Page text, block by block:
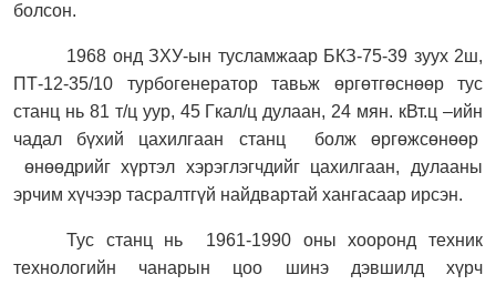
болсон.
1968 онд ЗХУ-ын тусламжаар БКЗ-75-39 зуух 2ш,
ПТ-12-35/10 турбогенератор тавьж өргөтгөснөөр тус
станц нь 81 т/ц уур, 45 Гкал/ц дулаан, 24 мян. кВт.ц –ийн
чадал бүхий цахилгаан станц
болж өргөжсөнөөр
өнөөдрийг хүртэл хэрэглэгчдийг цахилгаан, дулааны
эрчим хүчээр тасралтгүй найдвартай хангасаар ирсэн.
Тус станц нь
1961-1990 оны хооронд техник
технологийн чанарын цоо шинэ дэвшилд хүрч